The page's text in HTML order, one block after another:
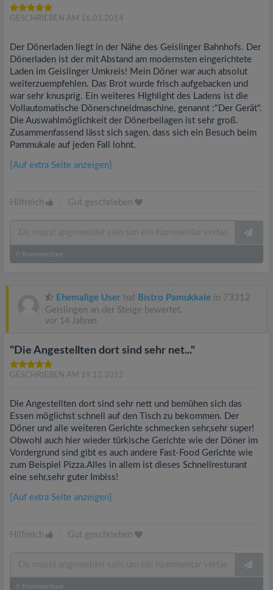
GESCHRIEBEN AM 16.01.2014
Der Dönerladen liegt in der Nähe des Geislinger Bahnhofs. Der
Dönerladen ist der mit Abstand am modernsten eingerichtete
Laden im Geislinger Umkreis! Mein Döner war auch absolut
weiterzuempfehlen. Das Brot wurde frisch aufgebacken und
war sehr knusprig. Ein weiteres HIghlight des Ladens ist die
Vollautomatische Dönerschneidmaschine, genannt :"Der Gerät".
Die Auswahlmöglichkeit der Dönerbeilagen ist sehr groß.
Zusammenfassend lässt sich sagen, dass sich ein Besuch beim
Pammukale auf jeden Fall lohnt.
[Auf extra Seite anzeigen]
Hilfreich Gut geschrieben
0 Kommentare
Ehemalige User hat Bistro Pamukkale in 73312
Geislingen an der Steige bewertet.
vor 14 Jahren
"Die Angestellten dort sind sehr net..."
GESCHRIEBEN AM 19.12.2012
Die Angestellten dort sind sehr nett und bemühen sich das
Essen möglichst schnell auf den Tisch zu bekommen. Der
Döner und alle weiteren Gerichte schmecken sehr,sehr super!
Obwohl auch hier wieder türkische Gerichte wie der Döner im
Vordergrund sind gibt es auch andere Fast-Food Gerichte wie
zum Beispiel Pizza.Alles in allem ist dieses Schnellresturant
eine sehr,sehr guter Imbiss!
[Auf extra Seite anzeigen]
Hilfreich Gut geschrieben
0 Kommentare